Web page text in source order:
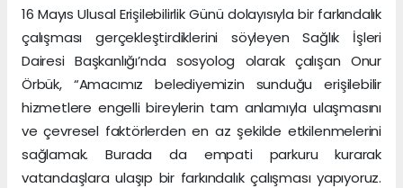
16 Mayıs Ulusal Erişilebilirlik Günü dolayısıyla bir farkındalık
çalışması gerçekleştirdiklerini söyleyen Sağlık İşleri
Dairesi Başkanlığı’nda sosyolog olarak çalışan Onur
Örbük, “Amacımız belediyemizin sunduğu erişilebilir
hizmetlere engelli bireylerin tam anlamıyla ulaşmasını
ve çevresel faktörlerden en az şekilde etkilenmelerini
sağlamak. Burada da empati parkuru kurarak
vatandaşlara ulaşıp bir farkındalık çalışması yapıyoruz.